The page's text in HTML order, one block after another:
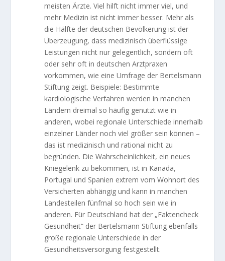
meisten Ärzte. Viel hilft nicht immer viel, und
mehr Medizin ist nicht immer besser. Mehr als
die Hälfte der deutschen Bevölkerung ist der
Überzeugung, dass medizinisch überflüssige
Leistungen nicht nur gelegentlich, sondern oft
oder sehr oft in deutschen Arztpraxen
vorkommen, wie eine Umfrage der Bertelsmann
Stiftung zeigt. Beispiele: Bestimmte
kardiologische Verfahren werden in manchen
Ländern dreimal so häufig genutzt wie in
anderen, wobei regionale Unterschiede innerhalb
einzelner Länder noch viel größer sein können –
das ist medizinisch und rational nicht zu
begründen. Die Wahrscheinlichkeit, ein neues
Kniegelenk zu bekommen, ist in Kanada,
Portugal und Spanien extrem vom Wohnort des
Versicherten abhängig und kann in manchen
Landesteilen fünfmal so hoch sein wie in
anderen. Für Deutschland hat der „Faktencheck
Gesundheit“ der Bertelsmann Stiftung ebenfalls
große regionale Unterschiede in der
Gesundheitsversorgung festgestellt.